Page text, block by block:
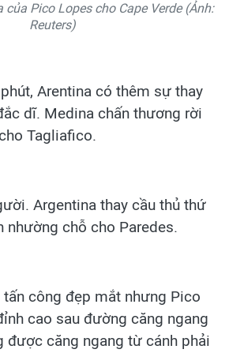
Pico Lopes cho Cape Verde (Ảnh:
Reuters)
Arentina có thêm sự thay
dĩ. Medina chấn thương rời
Tagliafico.
Argentina thay cầu thủ thứ
nhường chỗ cho Paredes.
công đẹp mắt nhưng Pico
cao sau đường căng ngang
được căng ngang từ cánh phải